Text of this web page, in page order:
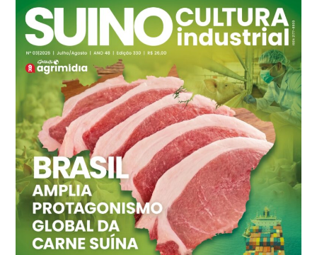
Ovo Branco - Regional
Branco
R$ 145,34
cx
Ovo Vermelho - Regional
Grande São Paulo (SP)
R$ 155,59
cx
Ovo Vermelho - Regional
Vermelho
R$ 159,31
cx
Ovo Branco - Regional
Bastos (SP)